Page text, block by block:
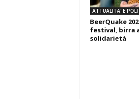
ATTUALITA' E
BeerQuake
festival, birra
solidarietà